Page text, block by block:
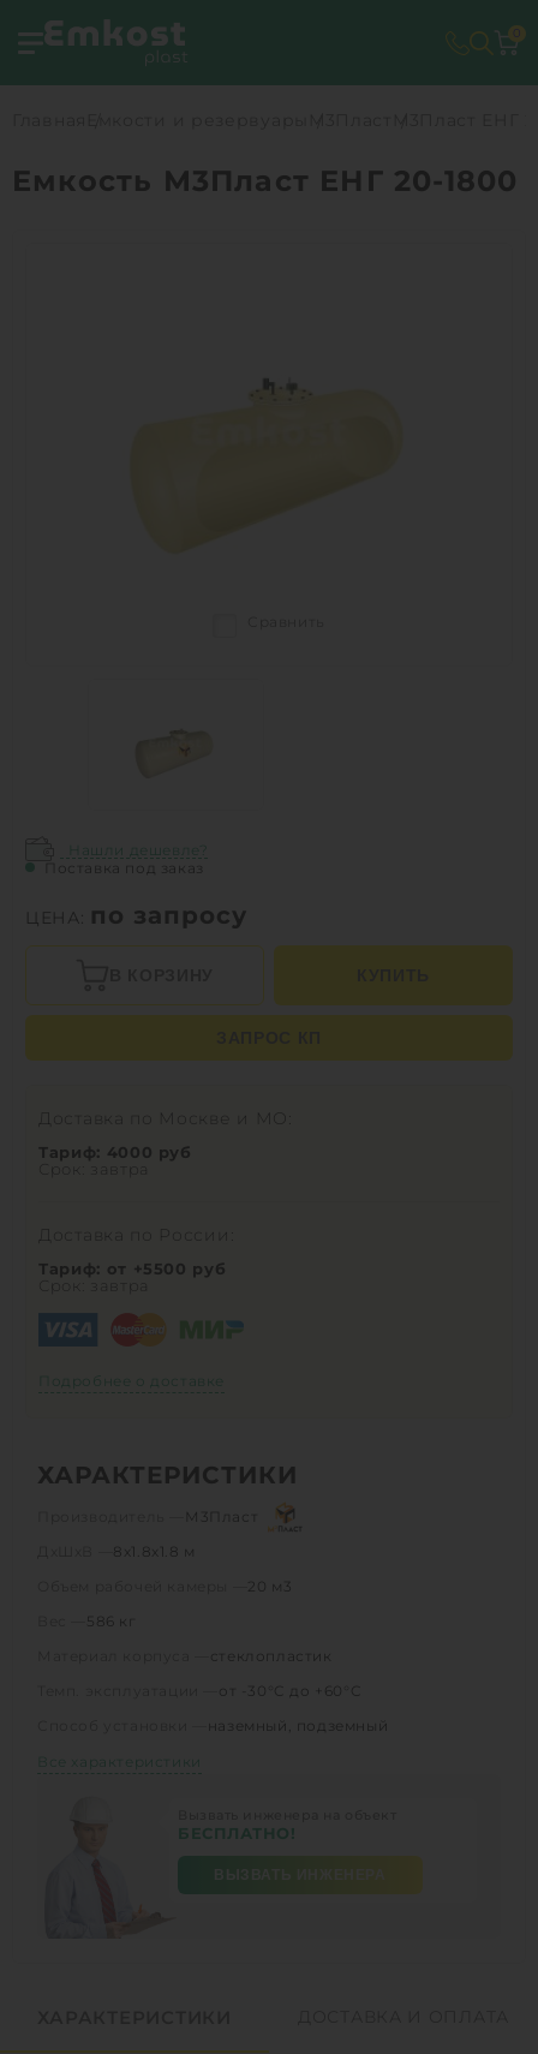
Емкость М3Пласт ЕНГ 20-1800
Нашли дешевле?
Поставка под заказ
ЦЕНА: по запросу
Доставка по Москве и МО:
Тариф: 4000 руб
Срок: завтра
Доставка по России:
Тариф: от +5500 руб
Срок: завтра
Подробнее о доставке
ХАРАКТЕРИСТИКИ
М3Пласт
8х1.8х1.8 м
20 м3
586 кг
стеклопластик
от -30°C до +60°C
наземный, подземный
Все характеристики
БЕСПЛАТНО!